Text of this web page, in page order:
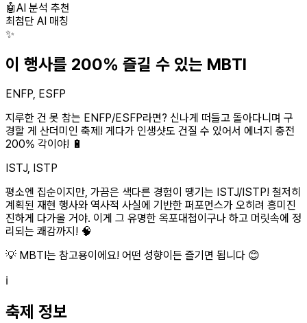
🤖AI 분석 추천
최첨단 AI 매칭
✨
이 행사를 200% 즐길 수 있는 MBTI
ENFP, ESFP
지루한 건 못 참는 ENFP/ESFP라면? 신나게 떠들고 돌아다니며 구
경할 게 산더미인 축제! 게다가 인생샷도 건질 수 있어서 에너지 충전
200% 각이야! 🔋
ISTJ, ISTP
평소엔 집순이지만, 가끔은 색다른 경험이 땡기는 ISTJ/ISTP! 철저히
계획된 재현 행사와 역사적 사실에 기반한 퍼포먼스가 오히려 흥미진
진하게 다가올 거야. 이게 그 유명한 옥포대첩이구나 하고 머릿속에 정
리되는 쾌감까지! 🧠
💡 MBTI는 참고용이에요! 어떤 성향이든 즐기면 됩니다 😊
ℹ️
축제 정보